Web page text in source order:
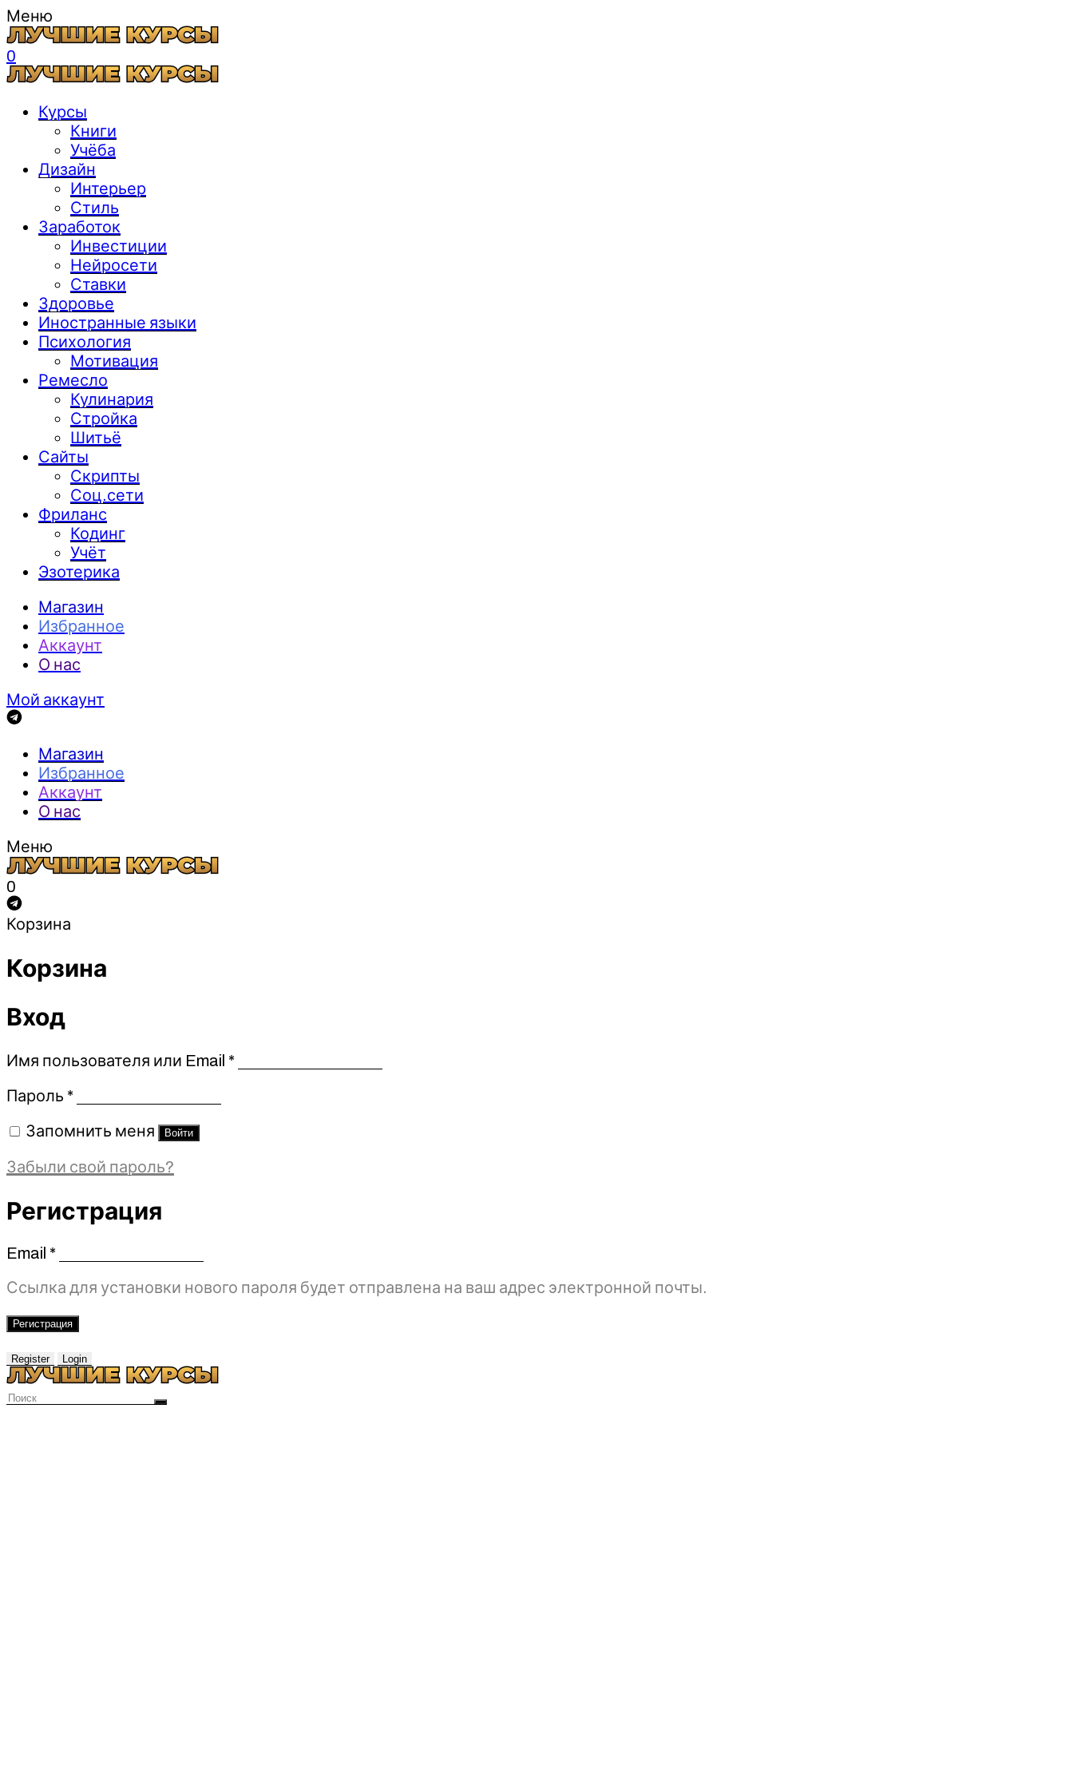
Меню
0
Курсы
Книги
Учёба
Дизайн
Интерьер
Стиль
Заработок
Инвестиции
Нейросети
Ставки
Здоровье
Иностранные языки
Психология
Мотивация
Ремесло
Кулинария
Стройка
Шитьё
Сайты
Скрипты
Соц.сети
Фриланс
Кодинг
Учёт
Эзотерика
Магазин
Избранное
Аккаунт
О нас
Мой аккаунт
Магазин
Избранное
Аккаунт
О нас
Меню
0
Корзина
Корзина
Вход
Имя пользователя или Email *Обязательно
Пароль *Обязательно
Запомнить меня Войти
Забыли свой пароль?
Регистрация
Email *Обязательно
Ссылка для установки нового пароля будет отправлена ​​на ваш адрес электронной почты.
Регистрация
Register Login